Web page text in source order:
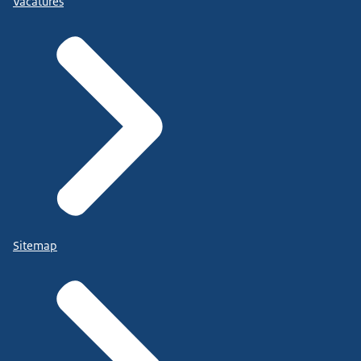
Sitemap